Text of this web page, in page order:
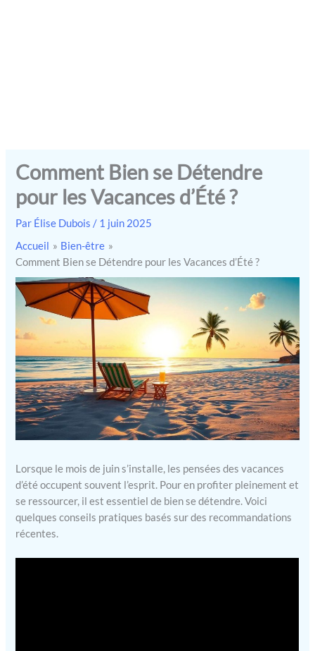
Comment Bien se Détendre
pour les Vacances d’Été ?
Par Élise Dubois / 1 juin 2025
Accueil
Bien-être
Comment Bien se Détendre pour les Vacances d’Été ?
Lorsque le mois de juin s’installe, les pensées des vacances
d’été occupent souvent l’esprit. Pour en profiter pleinement et
se ressourcer, il est essentiel de bien se détendre. Voici
quelques conseils pratiques basés sur des recommandations
récentes.